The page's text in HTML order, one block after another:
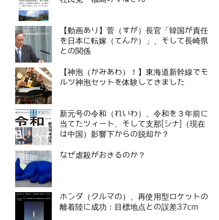
【動画あり】菅（すが）長官「韓国が責任
を日本に転嫁（てんか）」、そして長崎県
との関係
【神泡（かみあわ）！】東海道新幹線でモ
ルツ神泡セットを体験してきました
新元号の令和（れいわ）、令和を３年前に
当てたツィート、そして支那[シナ]（現在
は中国）影響下からの脱却か？
なぜ虐殺がおきるのか？
ホンダ（クルマの）、再使用型ロケットの
離着陸に成功：目標地点との誤差37cm